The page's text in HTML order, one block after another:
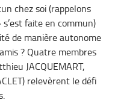
chez soi (rappelons
faite en commun)
de manière autonome
? Quatre membres
JACQUEMART,
relevèrent le défi